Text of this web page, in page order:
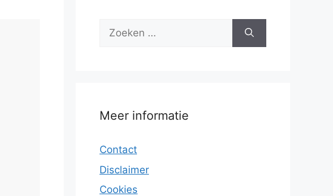
Zoek
Meer informatie
Contact
Disclaimer
Cookies